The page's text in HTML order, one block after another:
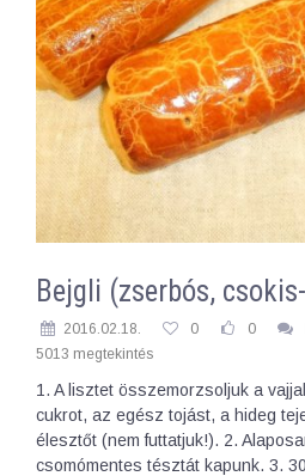
Bejgli (zserbós,
2016.02.18. 0 0
5013 megtekintés
1. A lisztet összemorzsoljuk a
cukrot, az egész tojást, a hideg
élesztőt (nem futtatjuk!). 2.
csomómentes tésztát kapunk. 3.